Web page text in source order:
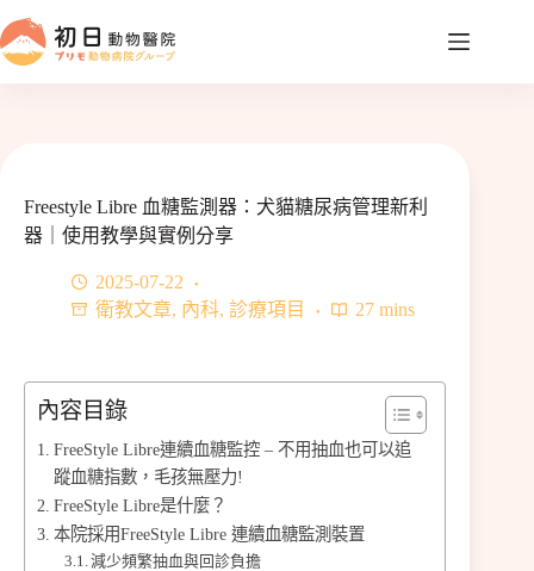
至
主
Freestyle Libre 血糖監測器：犬貓糖尿病管理新利
器｜使用教學與實例分享
2025-07-22
衛教文章, 內科, 診療項目 27 mins
內容目錄
FreeStyle Libre連續血糖監控 – 不用抽血也可以追
蹤血糖指數，毛孩無壓力!
FreeStyle Libre是什麼？
本院採用FreeStyle Libre 連續血糖監測裝置
減少頻繁抽血與回診負擔